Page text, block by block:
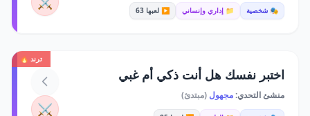
🎭 شخصية 📁 إداري وإنساني ▶️ لعبها 63
ترند 🔥
اختبر نفسك هل أنت ذكي أم غبي
منشئ التحدي:مجهول (مبتدئ)
⚔️